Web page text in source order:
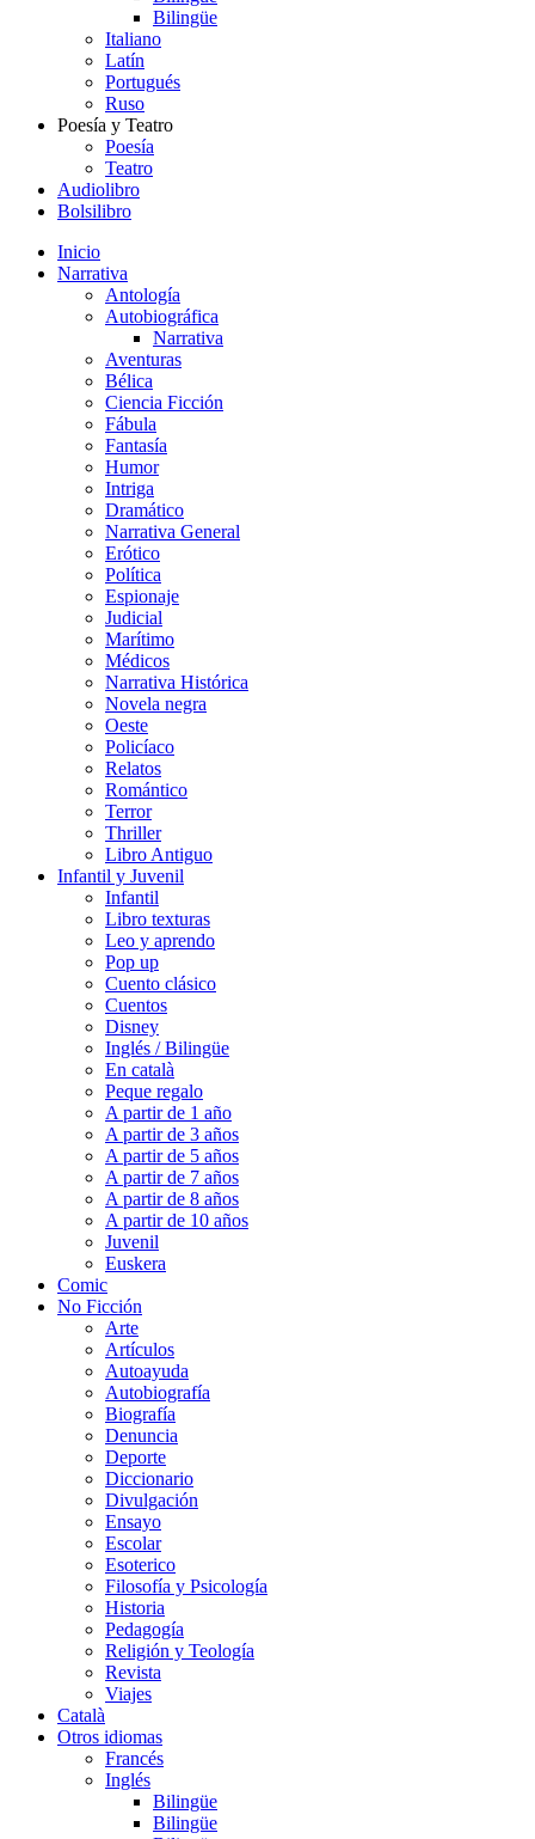
Bilingüe
Italiano
Latín
Portugués
Ruso
Poesía y Teatro
Poesía
Teatro
Audiolibro
Bolsilibro
Inicio
Narrativa
Antología
Autobiográfica
Narrativa
Aventuras
Bélica
Ciencia Ficción
Fábula
Fantasía
Humor
Intriga
Dramático
Narrativa General
Erótico
Política
Espionaje
Judicial
Marítimo
Médicos
Narrativa Histórica
Novela negra
Oeste
Policíaco
Relatos
Romántico
Terror
Thriller
Libro Antiguo
Infantil y Juvenil
Infantil
Libro texturas
Leo y aprendo
Pop up
Cuento clásico
Cuentos
Disney
Inglés / Bilingüe
En català
Peque regalo
A partir de 1 año
A partir de 3 años
A partir de 5 años
A partir de 7 años
A partir de 8 años
A partir de 10 años
Juvenil
Euskera
Comic
No Ficción
Arte
Artículos
Autoayuda
Autobiografía
Biografía
Denuncia
Deporte
Diccionario
Divulgación
Ensayo
Escolar
Esoterico
Filosofía y Psicología
Historia
Pedagogía
Religión y Teología
Revista
Viajes
Català
Otros idiomas
Francés
Inglés
Bilingüe
Bilingüe